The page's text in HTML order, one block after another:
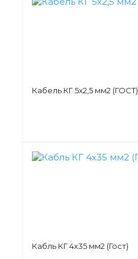
Кабель КГ 5х2,5 мм2 (ГОСТ)
Кабль КГ 4х35 мм2 (Гост)